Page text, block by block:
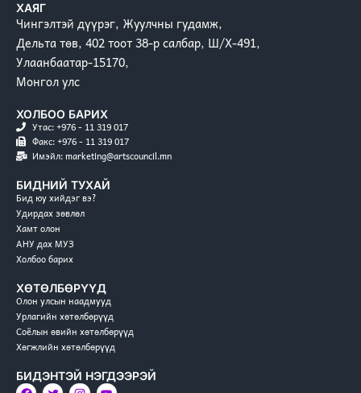
ХАЯГ
Чингэлтэй дүүрэг, Жуулчны гудамж,
Дельта төв, 402 тоот 38-р салбар, Ш/Х-491,
Улаанбаатар-15170,
Монгол улс
ХОЛБОО БАРИХ
Утас: +976 - 11 319 017
Факс: +976 - 11 319 017
Имэйл: marketing@artscouncil.mn
БИДНИЙ ТУХАЙ
Бид юу хийдэг вэ?
Удирдах зөвлөл
Хамт олон
АНУ дах МУЗ
Холбоо барих
ХӨТӨЛБӨРҮҮД
Олон улсын наадмууд
Урлагийн хөтөлбөрүүд
Соёлын өвийн хөтөлбөрүүд
Хөгжлийн хөтөлбөрүүд
БИДЭНТЭЙ НЭГДЭЭРЭЙ